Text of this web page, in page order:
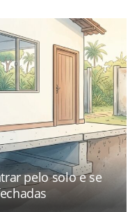
pelo solo e se